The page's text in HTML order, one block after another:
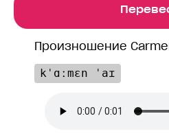
Произношение
kˈɑːmɛn ˈaɪ